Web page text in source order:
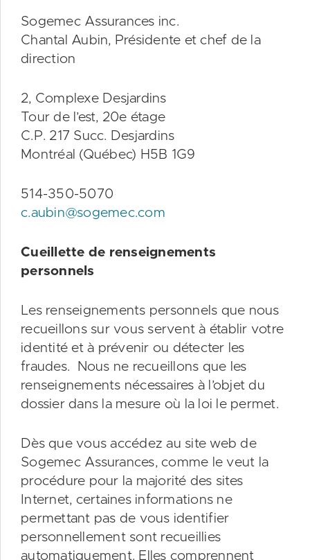
Sogemec Assurances inc.
Chantal Aubin, Présidente et chef de la
direction
2, Complexe Desjardins
Tour de l’est, 20e étage
C.P. 217 Succ. Desjardins
Montréal (Québec) H5B 1G9
514-350-5070
c.aubin@sogemec.com
Cueillette de renseignements
personnels
Les renseignements personnels que nous
recueillons sur vous servent à établir votre
identité et à prévenir ou détecter les
fraudes. Nous ne recueillons que les
renseignements nécessaires à l’objet du
dossier dans la mesure où la loi le permet.
Dès que vous accédez au site web de
Sogemec Assurances, comme le veut la
procédure pour la majorité des sites
Internet, certaines informations ne
permettant pas de vous identifier
personnellement sont recueillies
automatiquement. Elles comprennent